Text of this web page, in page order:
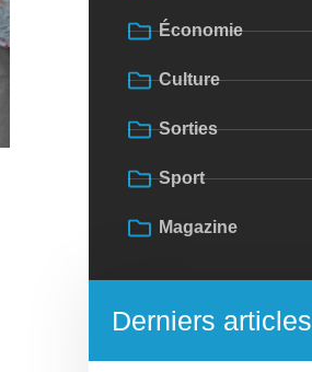
Économie
Culture
Sorties
Sport
Magazine
Derniers articles